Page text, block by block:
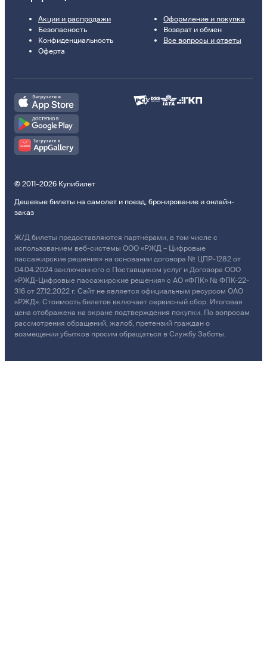
Акции и распродажи
Безопасность
Конфиденциальность
Оферта
Оформление и покупка
Возврат и обмен
Все вопросы и ответы
© 2011–2026 Купибилет
Дешевые билеты на самолет и поезд, бронирование и онлайн-
заказ
Ж/Д билеты предоставляются партнёрами, в том числе с
использованием веб-системы ООО «РЖД – Цифровые
пассажирские решения» на основании договора № ЦПР-1282 от
04.04.2024 заключенного с Поставщиком услуг и Договора ООО
«РЖД-Цифровые пассажирские решения» с АО «ФПК» № ФПК-22-
316 от 27.12.2022 г. Сайт не является официальным ресурсом ОАО
«РЖД». Стоимость билетов включает сервисный сбор. Итоговая
цена отображена на экране подтверждения покупки. По вопросам
рассмотрения обращений, жалоб, претензий граждан о
возмещении убытков просим обращаться в Службу Заботы.